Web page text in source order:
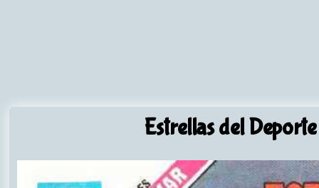
Estrellas del Deporte